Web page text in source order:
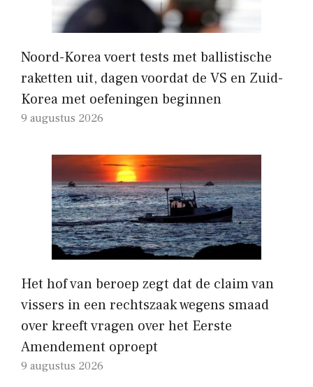
Noord-Korea voert tests met ballistische
raketten uit, dagen voordat de VS en Zuid-
Korea met oefeningen beginnen
9 augustus 2026
Het hof van beroep zegt dat de claim van
vissers in een rechtszaak wegens smaad
over kreeft vragen over het Eerste
Amendement oproept
9 augustus 2026